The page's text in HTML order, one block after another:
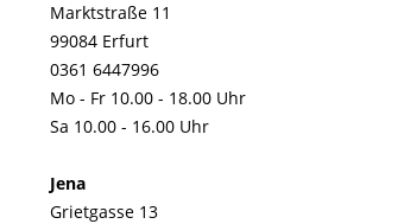
Marktstraße 11
99084 Erfurt
0361 6447996
Mo - Fr 10.00 - 18.00 Uhr
Sa 10.00 - 16.00 Uhr
Jena
Grietgasse 13